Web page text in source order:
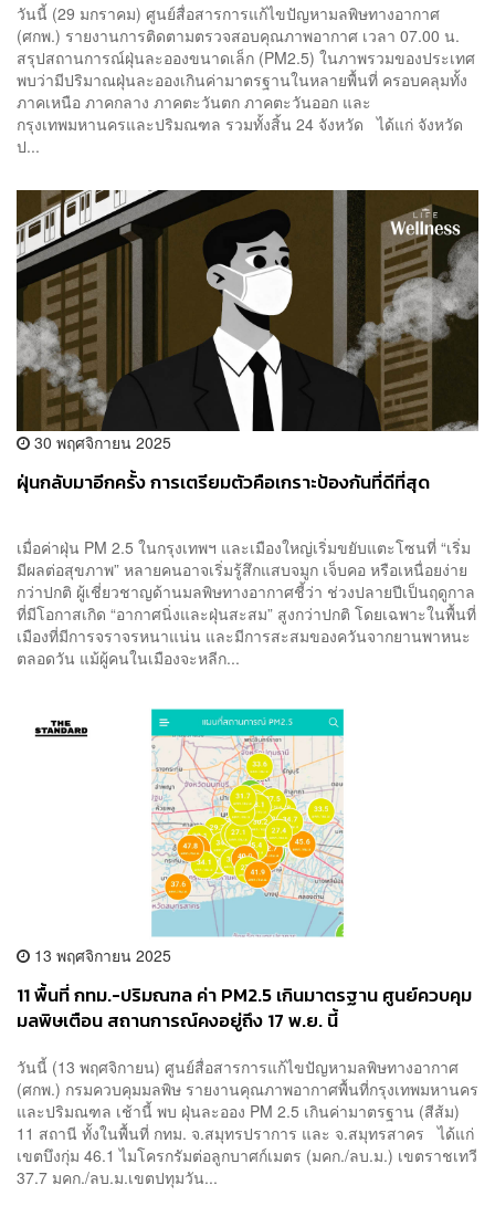
วันนี้ (29 มกราคม) ศูนย์สื่อสารการแก้ไขปัญหามลพิษทางอากาศ
(ศกพ.) รายงานการติดตามตรวจสอบคุณภาพอากาศ เวลา 07.00 น.
สรุปสถานการณ์ฝุ่นละอองขนาดเล็ก (PM2.5) ในภาพรวมของประเทศ
พบว่ามีปริมาณฝุ่นละอองเกินค่ามาตรฐานในหลายพื้นที่ ครอบคลุมทั้ง
ภาคเหนือ ภาคกลาง ภาคตะวันตก ภาคตะวันออก และ
กรุงเทพมหานครและปริมณฑล รวมทั้งสิ้น 24 จังหวัด ได้แก่ จังหวัด
ป...
30 พฤศจิกายน 2025
ฝุ่นกลับมาอีกครั้ง การเตรียมตัวคือเกราะป้องกันที่ดีที่สุด
เมื่อค่าฝุ่น PM 2.5 ในกรุงเทพฯ และเมืองใหญ่เริ่มขยับแตะโซนที่ “เริ่ม
มีผลต่อสุขภาพ” หลายคนอาจเริ่มรู้สึกแสบจมูก เจ็บคอ หรือเหนื่อยง่าย
กว่าปกติ ผู้เชี่ยวชาญด้านมลพิษทางอากาศชี้ว่า ช่วงปลายปีเป็นฤดูกาล
ที่มีโอกาสเกิด “อากาศนิ่งและฝุ่นสะสม” สูงกว่าปกติ โดยเฉพาะในพื้นที่
เมืองที่มีการจราจรหนาแน่น และมีการสะสมของควันจากยานพาหนะ
ตลอดวัน แม้ผู้คนในเมืองจะหลีก...
13 พฤศจิกายน 2025
11 พื้นที่ กทม.-ปริมณฑล ค่า PM2.5 เกินมาตรฐาน ศูนย์ควบคุม
มลพิษเตือน สถานการณ์คงอยู่ถึง 17 พ.ย. นี้
วันนี้ (13 พฤศจิกายน) ศูนย์สื่อสารการแก้ไขปัญหามลพิษทางอากาศ
(ศกพ.) กรมควบคุมมลพิษ รายงานคุณภาพอากาศพื้นที่กรุงเทพมหานคร
และปริมณฑล เช้านี้ พบ ฝุ่นละออง PM 2.5 เกินค่ามาตรฐาน (สีส้ม)
11 สถานี ทั้งในพื้นที่ กทม. จ.สมุทรปราการ และ จ.สมุทรสาคร ได้แก่
เขตบึงกุ่ม 46.1 ไมโครกรัมต่อลูกบาศก์เมตร (มคก./ลบ.ม.) เขตราชเทวี
37.7 มคก./ลบ.ม.เขตปทุมวัน...